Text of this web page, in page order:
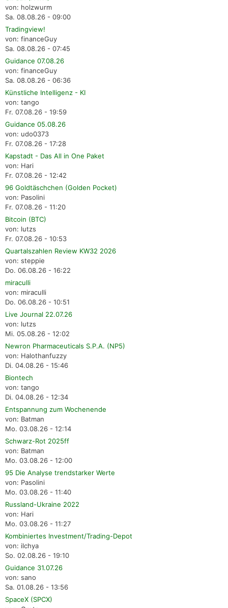
von: holzwurm
Sa. 08.08.26 - 09:00
Tradingview!
von: financeGuy
Sa. 08.08.26 - 07:45
Guidance 07.08.26
von: financeGuy
Sa. 08.08.26 - 06:36
Künstliche Intelligenz - KI
von: tango
Fr. 07.08.26 - 19:59
Guidance 05.08.26
von: udo0373
Fr. 07.08.26 - 17:28
Kapstadt - Das All in One Paket
von: Hari
Fr. 07.08.26 - 12:42
96 Goldtäschchen (Golden Pocket)
von: Pasolini
Fr. 07.08.26 - 11:20
Bitcoin (BTC)
von: lutzs
Fr. 07.08.26 - 10:53
Quartalszahlen Review KW32 2026
von: steppie
Do. 06.08.26 - 16:22
miraculli
von: miraculli
Do. 06.08.26 - 10:51
Live Journal 22.07.26
von: lutzs
Mi. 05.08.26 - 12:02
Newron Pharmaceuticals S.P.A. (NP5)
von: Halothanfuzzy
Di. 04.08.26 - 15:46
Biontech
von: tango
Di. 04.08.26 - 12:34
Entspannung zum Wochenende
von: Batman
Mo. 03.08.26 - 12:14
Schwarz-Rot 2025ff
von: Batman
Mo. 03.08.26 - 12:00
95 Die Analyse trendstarker Werte
von: Pasolini
Mo. 03.08.26 - 11:40
Russland-Ukraine 2022
von: Hari
Mo. 03.08.26 - 11:27
Kombiniertes Investment/Trading-Depot
von: ilchya
So. 02.08.26 - 19:10
Guidance 31.07.26
von: sano
Sa. 01.08.26 - 13:56
SpaceX (SPCX)